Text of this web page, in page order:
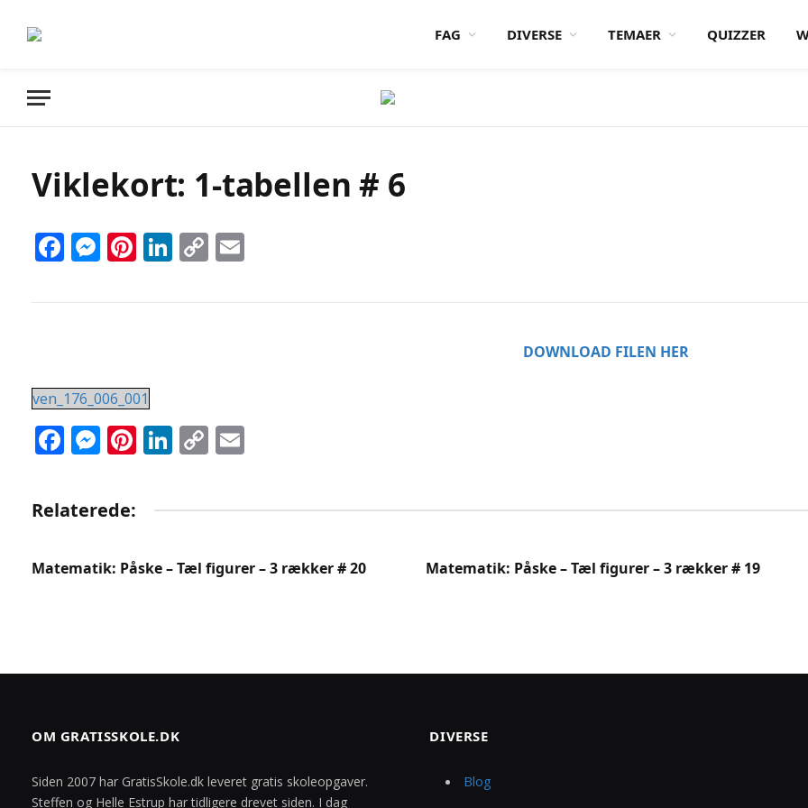
FAG DIVERSE TEMAER QUIZZER
Viklekort: 1-tabellen # 6
Facebook
Messenger
Pinterest
LinkedIn
Copy
DOWNLOAD FILEN HER
ven_176_006_001
Facebook
Messenger
Pinterest
LinkedIn
Copy
Relaterede:
Matematik: Påske – Tæl figurer – 3 rækker # 20 Matematik: Påske – Tæl figurer – 3 rækker # 19
OM GRATISSKOLE.DK
Siden 2007 har GratisSkole.dk leveret gratis skoleopgaver.
Steffen og Helle Estrup har tidligere drevet siden. I dag
DIVERSE
Blog